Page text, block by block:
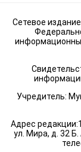
Сетевое
Учредитель:
Адрес
ул. Мира, д. 32